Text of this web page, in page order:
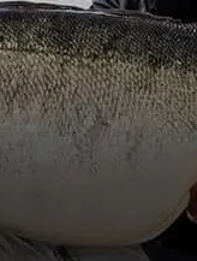
Sortiment
Nyheter
Kampanjer